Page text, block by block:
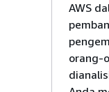
AWS
orang-